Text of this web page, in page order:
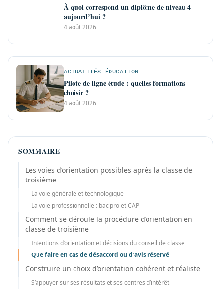
À quoi correspond un diplôme de niveau 4
aujourd’hui ?
4 août 2026
ACTUALITÉS ÉDUCATION
Pilote de ligne étude : quelles formations
choisir ?
4 août 2026
SOMMAIRE
Les voies d’orientation possibles après la classe de
troisième
La voie générale et technologique
La voie professionnelle : bac pro et CAP
Comment se déroule la procédure d’orientation en
classe de troisième
Intentions d’orientation et décisions du conseil de classe
Que faire en cas de désaccord ou d’avis réservé
Construire un choix d’orientation cohérent et réaliste
S’appuyer sur ses résultats et ses centres d’intérêt